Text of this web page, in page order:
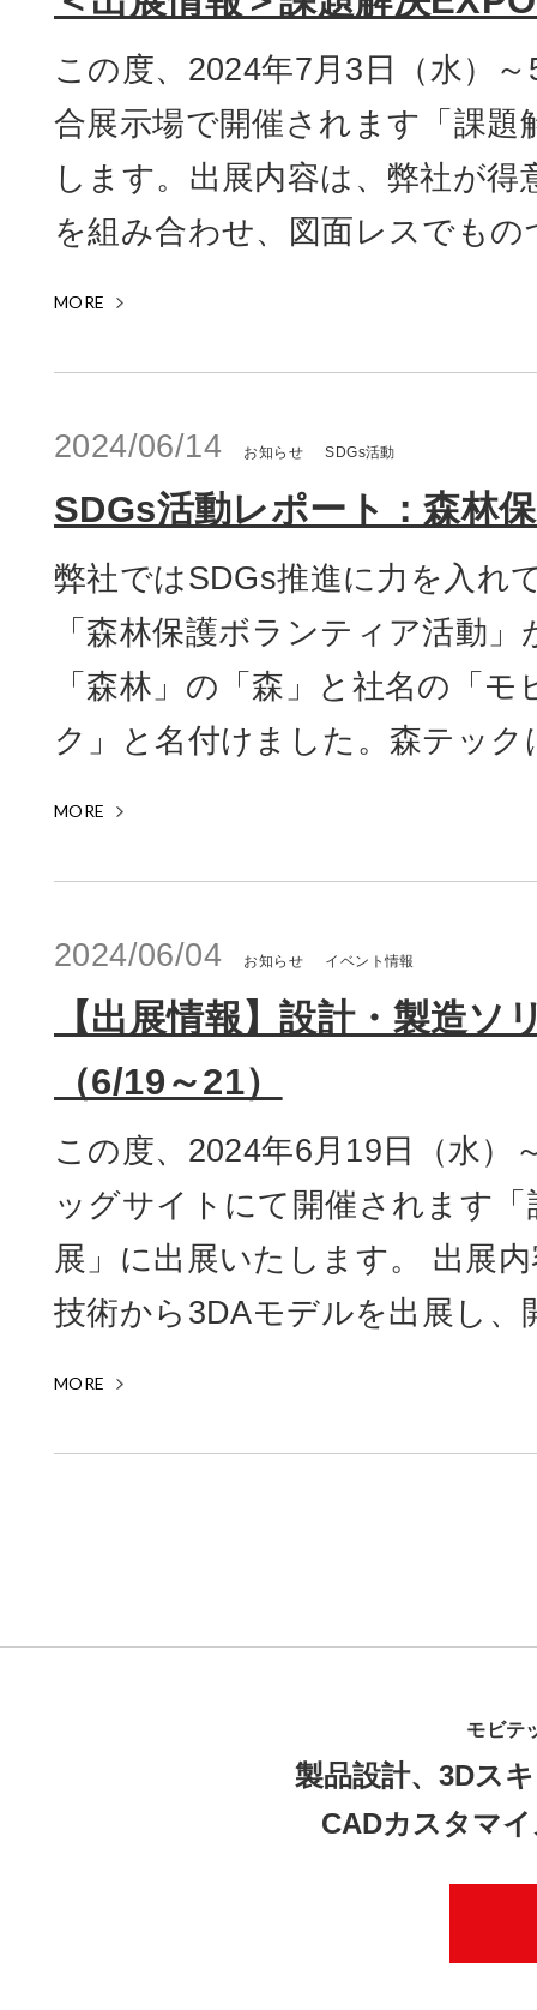
この度、2024年7月3日（水）
合展示場で開催されます「課題
します。出展内容は、弊社が
を組み合わせ、図面レスでもの
MORE
2024/06/14 お知らせ SDGs活動
SDGs活動レポート：森林
弊社ではSDGs推進に力を入れ
「森林保護ボランティア活動
「森林」の「森」と社名の「
ク」と名付けました。森テッ
MORE
2024/06/04 お知らせ イベント情報
【出展情報】設計・製造
（6/19～21）
この度、2024年6月19日（水）
ッグサイトにて開催されます
展」に出展いたします。 出展
技術から3DAモデルを出展し、
MORE
モビテ
製品設計、3Dス
CADカスタマ